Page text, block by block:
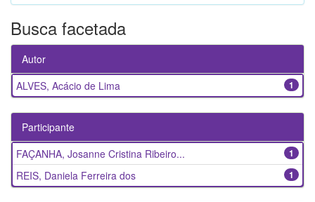
Busca facetada
Autor
1
ALVES, Acácio de Lima
Participante
1
FAÇANHA, Josanne Cristina Ribeiro...
1
REIS, Daniela Ferreira dos